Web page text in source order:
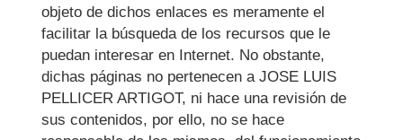
objeto de dichos enlaces es meramente el
facilitar la búsqueda de los recursos que le
puedan interesar en Internet. No obstante,
dichas páginas no pertenecen a JOSE LUIS
PELLICER ARTIGOT, ni hace una revisión de
sus contenidos, por ello, no se hace